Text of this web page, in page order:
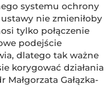
systemu ochrony
nie zmieniłoby
tylko połączenie
podejście
dlatego tak ważne
korygować działania
Gałązka-